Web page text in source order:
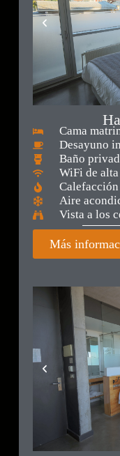
Cama
Desayuno
Baño
WiFi de
Calefacción
Aire
Vista a los
Más